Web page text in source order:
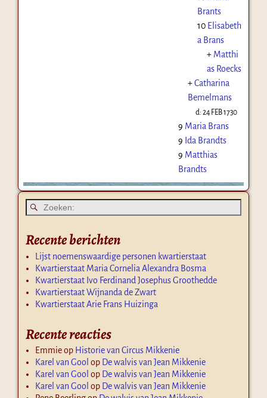
Brants
10 Elisabeth
a Brans
+ Matthi
as Roecks
+Catharina
Bemelmans
d:24 FEB 1730
9 Maria Brans
9 Ida Brandts
9 Matthias
Brandts
Recente berichten
Lijst noemenswaardige personen kwartierstaat
Kwartierstaat Maria Cornelia Alexandra Bosma
Kwartierstaat Ivo Ferdinand Josephus Groothedde
Kwartierstaat Wijnanda de Zwart
Kwartierstaat Arie Frans Huizinga
Recente reacties
Emmieop Historie van Circus Mikkenie
Karel van Gool op De walvis van Jean Mikkenie
Karel van Gool op De walvis van Jean Mikkenie
Karel van Gool op De walvis van Jean Mikkenie